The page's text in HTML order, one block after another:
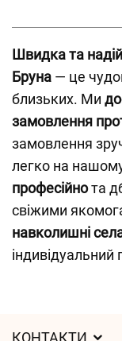
Швидка та
Бруна — це
близьких. Ми
замовлення
замовлення
легко на
професійнота
свіжими
навколишні
індивідуальний
КОНТАКТИ